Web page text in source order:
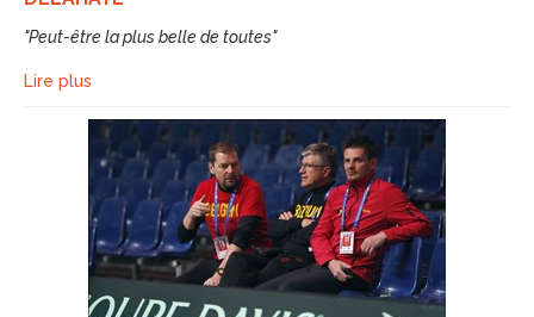
"Peut-être la plus belle de toutes"
Lire plus